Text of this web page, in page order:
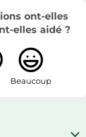
ont-elles
elles aidé ?
Beaucoup